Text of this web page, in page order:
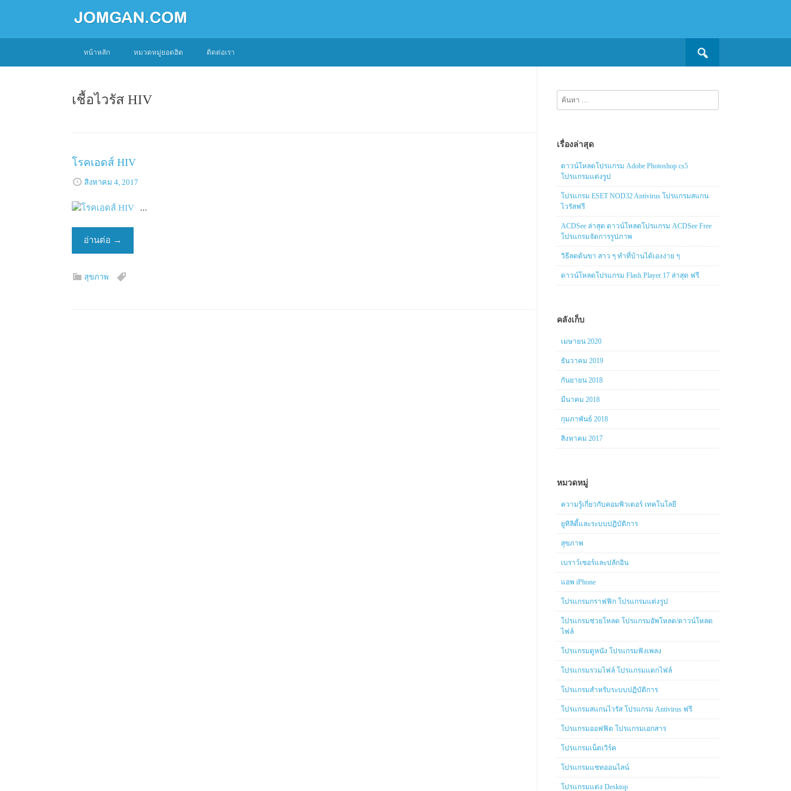
SKIP
หน้าหลัก หมวดหมู่ยอดฮิต ติดต่อเรา
เชื้อไวรัส HIV
โรคเอดส์ HIV
สิงหาคม 4, 2017
...
อ่านต่อ →
สุขภาพ
ค้นหา
เรื่องล่าสุด
ดาวน์โหลดโปรแกรม Adobe Photoshop cs5
โปรแกรมแต่งรูป
โปรแกรม ESET NOD32 Antivirus โปรแกรมสแกน
ไวรัสฟรี
ACDSee ล่าสุด ดาวน์โหลดโปรแกรม ACDSee Free
โปรแกรมจัดการรูปภาพ
วิธีลดต้นขา สาว ๆ ทำที่บ้านได้เองง่าย ๆ
ดาวน์โหลดโปรแกรม Flash Player 17 ล่าสุด ฟรี
คลังเก็บ
เมษายน 2020
ธันวาคม 2019
กันยายน 2018
มีนาคม 2018
กุมภาพันธ์ 2018
สิงหาคม 2017
หมวดหมู่
ความรู้เกี่ยวกับคอมพิวเตอร์ เทคโนโลยี
ยูทิลิตี้และระบบปฏิบัติการ
สุขภาพ
เบราว์เซอร์และปลักอิน
แอพ iPhone
โปรแกรมกราฟฟิก โปรแกรมแต่งรูป
โปรแกรมช่วยโหลด โปรแกรมอัพโหลด/ดาวน์โหลด
ไฟล์
โปรแกรมดูหนัง โปรแกรมฟังเพลง
โปรแกรมรวมไฟล์ โปรแกรมแตกไฟล์
โปรแกรมสำหรับระบบปฏิบัติการ
โปรแกรมสแกนไวรัส โปรแกรม Antivirus ฟรี
โปรแกรมออฟฟิต โปรแกรมเอกสาร
โปรแกรมเน็ตเวิร์ค
โปรแกรมแชทออนไลน์
โปรแกรมแต่ง Desktop